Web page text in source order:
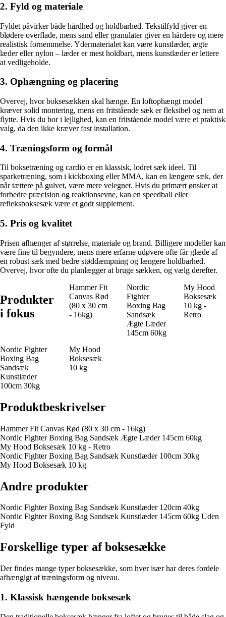
2. Fyld og materiale
Fyldet påvirker både hårdhed og holdbarhed. Tekstilfyld giver en
blødere overflade, mens sand eller granulater giver en hårdere og mere
realistisk fornemmelse. Ydermaterialet kan være kunstlæder, ægte
læder eller nylon – læder er mest holdbart, mens kunstlæder er lettere
at vedligeholde.
3. Ophængning og placering
Overvej, hvor boksesækken skal hænge. En loftophængt model
kræver solid montering, mens en fritstående sæk er fleksibel og nem at
flytte. Hvis du bor i lejlighed, kan en fritstående model være et praktisk
valg, da den ikke kræver fast installation.
4. Træningsform og formål
Til boksetræning og cardio er en klassisk, lodret sæk ideel. Til
sparketræning, som i kickboxing eller MMA, kan en længere sæk, der
når tættere på gulvet, være mere velegnet. Hvis du primært ønsker at
forbedre præcision og reaktionsevne, kan en speedball eller
refleksboksesæk være et godt supplement.
5. Pris og kvalitet
Prisen afhænger af størrelse, materiale og brand. Billigere modeller kan
være fine til begyndere, mens mere erfarne udøvere ofte får glæde af
en robust sæk med bedre støddæmpning og længere holdbarhed.
Overvej, hvor ofte du planlægger at bruge sækken, og vælg derefter.
Produkter
i fokus
Hammer Fit
Canvas Rød
(80 x 30 cm
- 16kg)
Nordic
Fighter
Boxing Bag
Sandsæk
Ægte Læder
145cm 60kg
My Hood
Boksesæk
10 kg -
Retro
Nordic Fighter
Boxing Bag
Sandsæk
Kunstlæder
100cm 30kg
My Hood
Boksesæk
10 kg
Produktbeskrivelser
Hammer Fit Canvas Rød (80 x 30 cm - 16kg)
Nordic Fighter Boxing Bag Sandsæk Ægte Læder 145cm 60kg
My Hood Boksesæk 10 kg - Retro
Nordic Fighter Boxing Bag Sandsæk Kunstlæder 100cm 30kg
My Hood Boksesæk 10 kg
Andre produkter
Nordic Fighter Boxing Bag Sandsæk Kunstlæder 120cm 40kg
Nordic Fighter Boxing Bag Sandsæk Kunstlæder 145cm 60kg Uden
Fyld
Forskellige typer af boksesække
Der findes mange typer boksesække, som hver især har deres fordele
afhængigt af træningsform og niveau.
1. Klassisk hængende boksesæk